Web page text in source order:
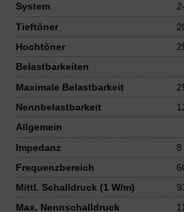
System
Tieftöner
Hochtöner
Belastbarkeiten
Maximale Belastbarkeit
Nennbelastbarkeit
Allgemein
Impedanz
Frequenzbereich
Mittl. Schalldruck (1 W/m)
Max. Nennschalldruck